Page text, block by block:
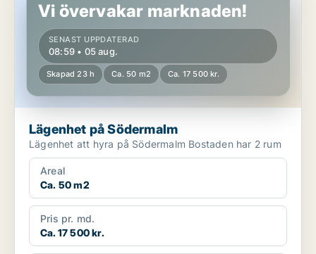
Vi övervakar marknaden!
SENAST UPPDATERAD
08:59 • 05 aug.
Skapad 23 h Ca. 50 m2 Ca. 17 500 kr.
Lägenhet på Södermalm
Lägenhet att hyra på Södermalm Bostaden har 2 rum
Areal
Ca. 50 m2
Pris pr. md.
Ca. 17 500 kr.